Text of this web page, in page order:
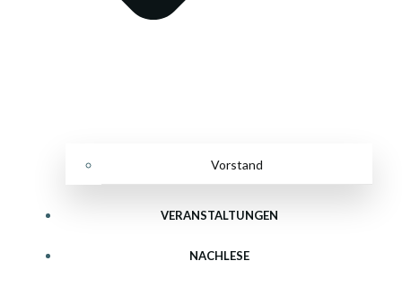
Vorstand
VERANSTALTUNGEN
NACHLESE